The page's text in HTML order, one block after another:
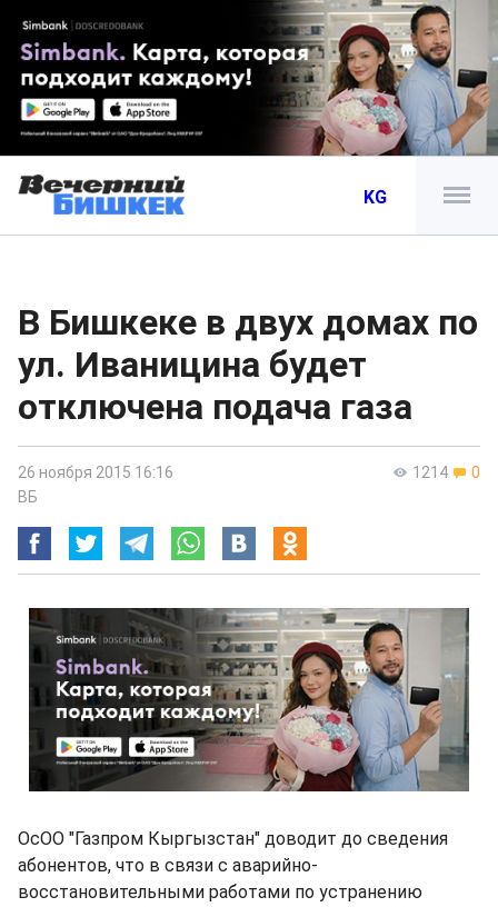
KG
В Бишкеке в двух домах по
ул. Иваницина будет
отключена подача газа
1214 0
26 ноября 2015 16:16
ВБ
ОсОО "Газпром Кыргызстан" доводит до сведения
абонентов, что в связи с аварийно-
восстановительными работами по устранению